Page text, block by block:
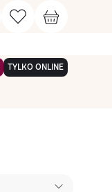
TYLKO ONLINE